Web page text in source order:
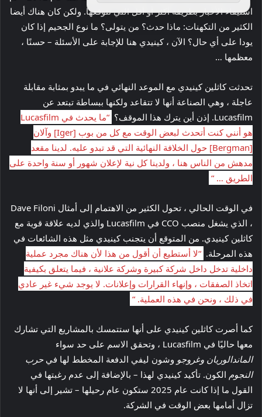
استيفاء الأخبار بطريقة أكثر أو أقل التي تتوقعها. ولكن كان هناك أيضا
الكثير من التكهنات: ماذا حدث؟ من يتولى؟ ما نوع الجحيم إذا كان
يودا على أي حال؟ الآن ، كينيدي هنا للإجابة على الأسئلة – حسنًا ،
معظمها …
تحدثت كاثلين كينيدي مع الموعد النهائي في ما يبدو بمثابة مقابلة
عاجلة ، وهي الصناعة أنها لا تتقاعد ولكنها ببساطة تبتعد عن
Lucasfilm. إذن أين يترك هذا الموقف؟
“ما يحدث في Lucasfilm
هو أنني كنت أتحدث لبعض الوقت مع كل من بوب [Iger] وآلان
[Bergman] حول الخلافة النهائية التي قد تبدو عليه. لدينا مقعد
مدهش من الناس هنا ، ولدينا كل نية لإعلان شهور أو سنة واحدة على
الطريق … “
في الوقت الحالي ، تحول الكثير من الاهتمام إلى أمثال Dave Filoni
، الذي يشغل منصب CCO في Lucasfilm والذي لديه علاقة قوية مع
كاثلين كينيدي. من المتوقع أن يتجنب كينيدي مثل هذه الشائعات في
هذه المرحلة. “لا أستطيع أن أقول من هذا لأن هناك مجرد عملية
داخلية تدخل داخل شركة كبيرة وشركة علانية ، فيما يتعلق بكيفية
اتخاذ الصفقات ، وإنهاء القرارات وإعلانات. لا يوجد شيء غير عادي
في ذلك ، ونحن في هذه العملية. “
كما أصرت كاثلين كينيدي على أنها ستتمسك بالمشاريع التي تشارك
معها حاليًا في Lucasfilm ، وتحقق الاسم على حد سواء
الماندالوريان وغروجو وشون ليفي الدفعة المخطط لها فيحرب
النجوم الكون. تأكيد كينيدي لهذا – بالإضافة إلى عدم رغبتها في
القول ما إذا كانت عام 2025 ستكون عام رحيلها – تشير إلى أنها لا
تزال أمامها بعض الوقت في الشركة.